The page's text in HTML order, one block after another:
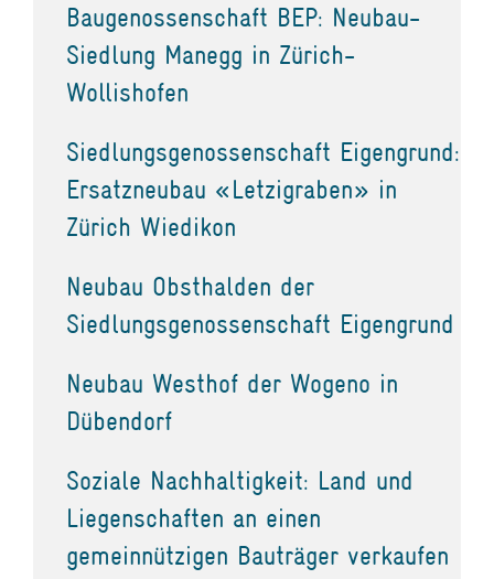
Baugenossenschaft BEP: Neubau-
Siedlung Manegg in Zürich-
Wollishofen
Siedlungsgenossenschaft Eigengrund:
Ersatzneubau «Letzigraben» in
Zürich Wiedikon
Neubau Obsthalden der
Siedlungsgenossenschaft Eigengrund
Neubau Westhof der Wogeno in
Dübendorf
Soziale Nachhaltigkeit: Land und
Liegenschaften an einen
gemeinnützigen Bauträger verkaufen